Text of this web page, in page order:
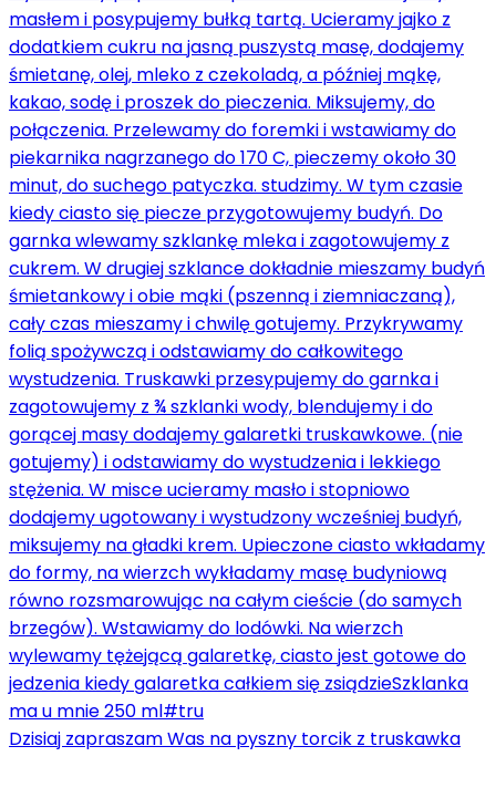
Dzisiaj zapraszam Was na pyszny torcik z truskawka